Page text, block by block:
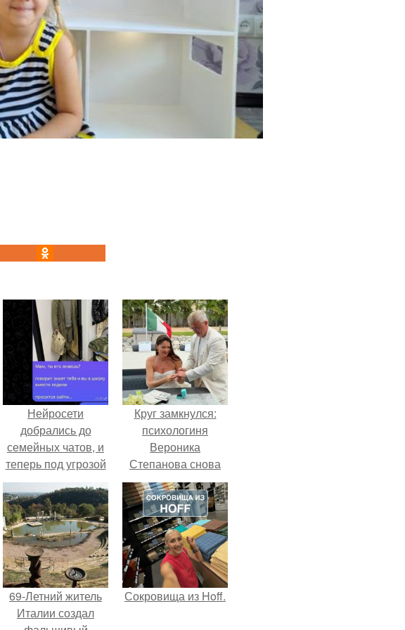
Нейросети
добрались до
семейных чатов, и
теперь под угрозой
мамины нервы.
Круг замкнулся:
психологиня
Вероника
Степанова снова
вышла замуж за
собственного
бывшего мужа.
69-Летний житель
Италии создал
Сокровища из Hoff.